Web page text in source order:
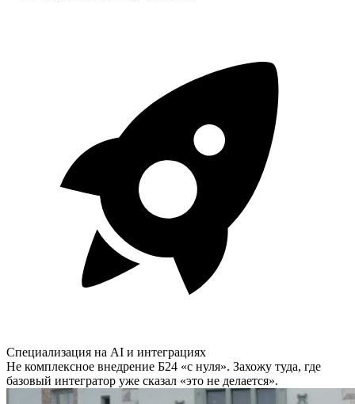
Специализация на AI и интеграциях
Не комплексное внедрение Б24 «с нуля». Захожу туда, где
базовый интегратор уже сказал «это не делается».